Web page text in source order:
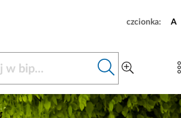
czcionka: A